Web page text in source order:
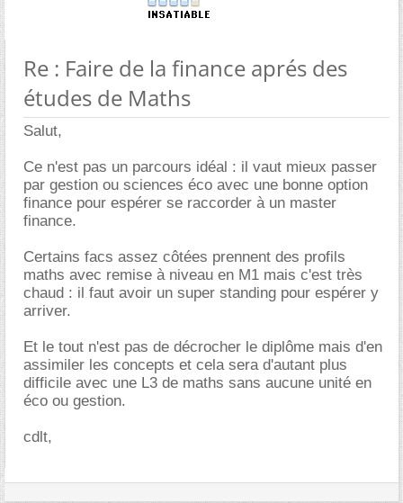
Re : Faire de la finance aprés des
études de Maths
Salut,
Ce n'est pas un parcours idéal : il vaut mieux passer
par gestion ou sciences éco avec une bonne option
finance pour espérer se raccorder à un master
finance.
Certains facs assez côtées prennent des profils
maths avec remise à niveau en M1 mais c'est très
chaud : il faut avoir un super standing pour espérer y
arriver.
Et le tout n'est pas de décrocher le diplôme mais d'en
assimiler les concepts et cela sera d'autant plus
difficile avec une L3 de maths sans aucune unité en
éco ou gestion.
cdlt,